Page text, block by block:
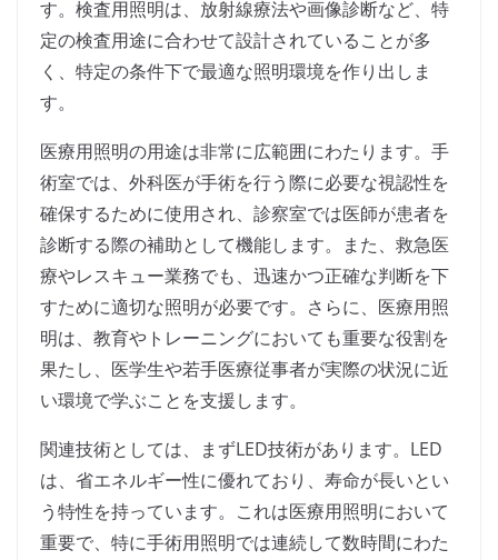
す。検査用照明は、放射線療法や画像診断など、特
定の検査用途に合わせて設計されていることが多
く、特定の条件下で最適な照明環境を作り出しま
す。
医療用照明の用途は非常に広範囲にわたります。手
術室では、外科医が手術を行う際に必要な視認性を
確保するために使用され、診察室では医師が患者を
診断する際の補助として機能します。また、救急医
療やレスキュー業務でも、迅速かつ正確な判断を下
すために適切な照明が必要です。さらに、医療用照
明は、教育やトレーニングにおいても重要な役割を
果たし、医学生や若手医療従事者が実際の状況に近
い環境で学ぶことを支援します。
関連技術としては、まずLED技術があります。LED
は、省エネルギー性に優れており、寿命が長いとい
う特性を持っています。これは医療用照明において
重要で、特に手術用照明では連続して数時間にわた